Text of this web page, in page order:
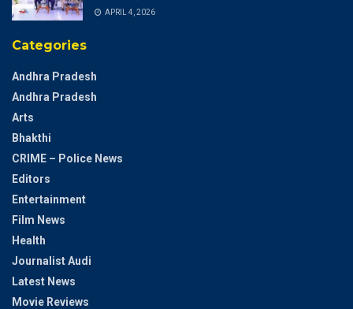
APRIL 4, 2026
Categories
Andhra Pradesh
Andhra Pradesh
Arts
Bhakthi
CRIME – Police News
Editors
Entertainment
Film News
Health
Journalist Audi
Latest News
Movie Reviews